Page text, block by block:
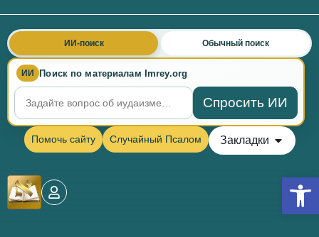
ИИ Поиск по материалам Imrey.org
Спросить ИИ
ИИ-поиск Обычный поиск
Помочь сайту Случайный Псалом Закладки